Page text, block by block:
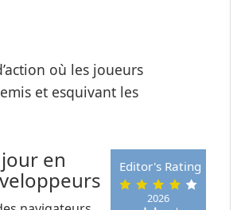
où les joueurs
et esquivant les
2026
Editor's Rating
en